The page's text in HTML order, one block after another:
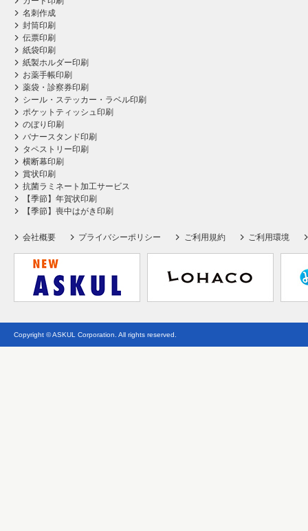
名刺作成
封筒印刷
伝票印刷
紙袋印刷
紙製ホルダー印刷
お薬手帳印刷
薬袋・診察券印刷
シール・ステッカー・ラベル印刷
ポケットティッシュ印刷
のぼり印刷
バナースタンド印刷
タペストリー印刷
横断幕印刷
賞状印刷
抗菌ラミネート加工サービス
【季節】年賀状印刷
【季節】喪中はがき印刷
会社概要 プライバシーポリシー ご利用規約 ご利用環境
Copyright © ASKUL Corporation. All rights reserved.